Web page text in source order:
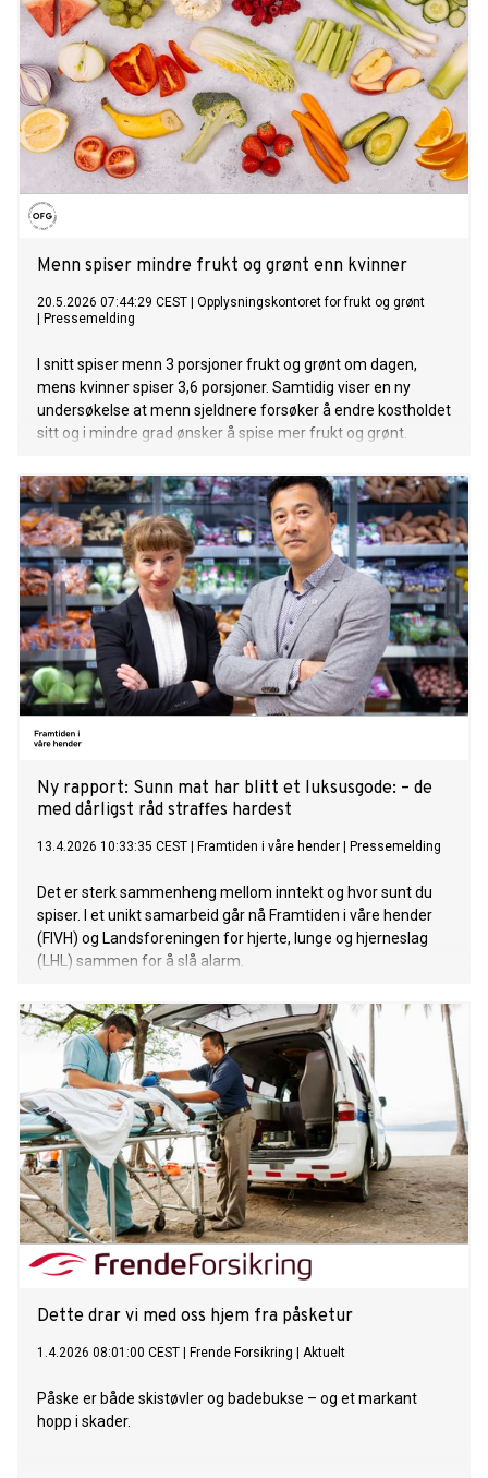
Menn spiser mindre frukt og grønt enn kvinner
20.5.2026 07:44:29 CEST
Opplysningskontoret for frukt og grønt
Pressemelding
I snitt spiser menn 3 porsjoner frukt og grønt om dagen,
mens kvinner spiser 3,6 porsjoner. Samtidig viser en ny
undersøkelse at menn sjeldnere forsøker å endre kostholdet
sitt og i mindre grad ønsker å spise mer frukt og grønt.
Ny rapport: Sunn mat har blitt et luksusgode: – de
med dårligst råd straffes hardest
13.4.2026 10:33:35 CEST Framtiden i våre hender Pressemelding
Det er sterk sammenheng mellom inntekt og hvor sunt du
spiser. I et unikt samarbeid går nå Framtiden i våre hender
(FIVH) og Landsforeningen for hjerte, lunge og hjerneslag
(LHL) sammen for å slå alarm.
Dette drar vi med oss hjem fra påsketur
1.4.2026 08:01:00 CEST Frende Forsikring Aktuelt
Påske er både skistøvler og badebukse – og et markant
hopp i skader.